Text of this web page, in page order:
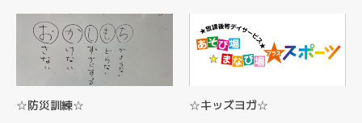
☆防災訓練☆ ☆キッズヨガ☆